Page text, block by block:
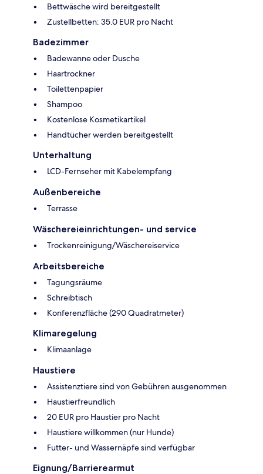
Bettwäsche wird bereitgestellt
Zustellbetten: 35.0 EUR pro Nacht
Badezimmer
Badewanne oder Dusche
Haartrockner
Toilettenpapier
Shampoo
Kostenlose Kosmetikartikel
Handtücher werden bereitgestellt
Unterhaltung
LCD-Fernseher mit Kabelempfang
Außenbereiche
Terrasse
Wäschereieinrichtungen- und service
Trockenreinigung/Wäschereiservice
Arbeitsbereiche
Tagungsräume
Schreibtisch
Konferenzfläche (290 Quadratmeter)
Klimaregelung
Klimaanlage
Haustiere
Assistenztiere sind von Gebühren ausgenommen
Haustierfreundlich
20 EUR pro Haustier pro Nacht
Haustiere willkommen (nur Hunde)
Futter- und Wassernäpfe sind verfügbar
Eignung/Barrierearmut